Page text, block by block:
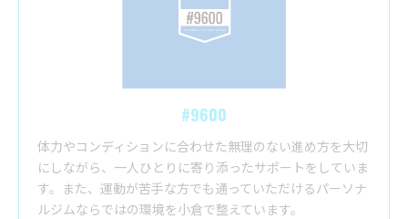
#9600
体力やコンディションに合わせた無理のない進め方を大切
にしながら、一人ひとりに寄り添ったサポートをしていま
す。また、運動が苦手な方でも通っていただけるパーソナ
ルジムならではの環境を小倉で整えています。